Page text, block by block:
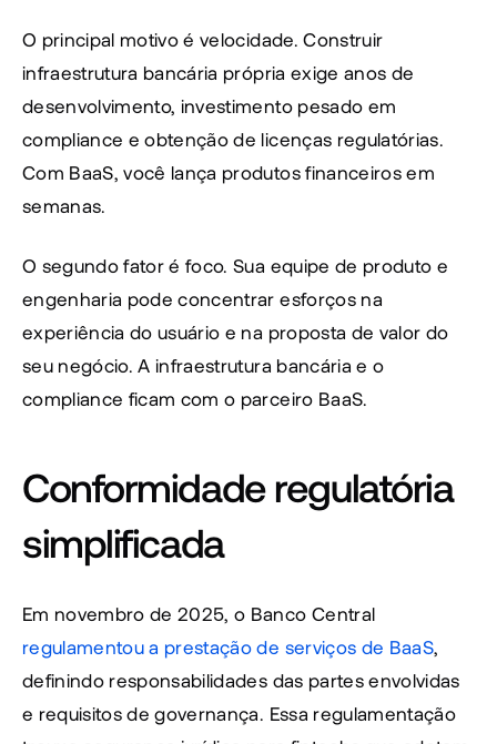
O principal motivo é velocidade. Construir
infraestrutura bancária própria exige anos de
desenvolvimento, investimento pesado em
compliance e obtenção de licenças regulatórias.
Com BaaS, você lança produtos financeiros em
semanas.
O segundo fator é foco. Sua equipe de produto e
engenharia pode concentrar esforços na
experiência do usuário e na proposta de valor do
seu negócio. A infraestrutura bancária e o
compliance ficam com o parceiro BaaS.
Conformidade regulatória
simplificada
regulamentou a prestação de serviços de BaaS,
definindo responsabilidades das partes envolvidas
e requisitos de governança. Essa regulamentação